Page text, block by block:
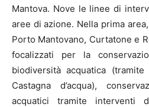
Mantova. Nove le linee di
aree di azione. Nella prima
Porto Mantovano, Curtatone e
focalizzati per la
biodiversità acquatica
Castagna d’acqua),
acquatici tramite interventi